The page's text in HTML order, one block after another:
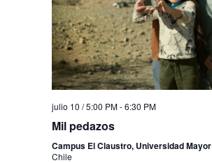
julio 10 / 5:00 PM-6:30 PM
Mil pedazos
Campus El Claustro, Universidad Mayor
Chile